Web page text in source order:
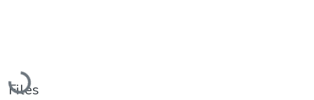
Loading...
Files